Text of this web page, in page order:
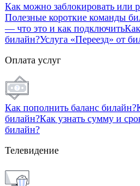
Как можно заблокировать или
Полезные короткие команды
— что это и как подключить
билайн?Услуга «Переезд» от
Оплата услуг
Как пополнить баланс билайн?
билайн?Как узнать сумму и
билайн?
Телевидение